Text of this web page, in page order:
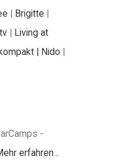
| Brigitte |
| Living at
| Nido |
-
erfahren...